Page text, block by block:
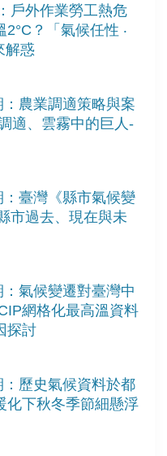
戶外作業勞工熱危
？「氣候任性 ‧
解惑
農業調適策略與案
適、雲霧中的巨人-
臺灣《縣市氣候變
市過去、現在與未
氣候變遷對臺灣中
網格化最高溫資料
探討
歷史氣候資料於都
化下秋冬季節細懸浮